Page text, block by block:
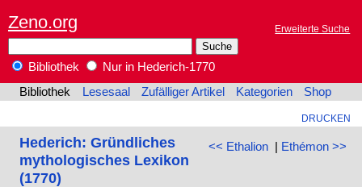
Zeno.org Erweiterte Suche
Bibliothek
Nur in Hederich-1770
Bibliothek
Lesesaal Zufälliger Artikel Kategorien Shop
DRUCKEN
<< Ethalion| Ethémon >>
Hederich: Gründliches
mythologisches Lexikon
(1770)